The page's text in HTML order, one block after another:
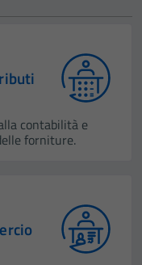
contabilità e
forniture.